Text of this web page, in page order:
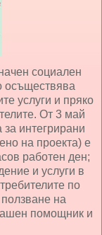
социален
осъществява
услуги и пряко
От 3 май
за интегрирани
на проекта) е
работен ден;
и услуги в
по
на
помощник и